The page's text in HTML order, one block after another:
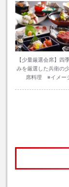
【少量厳選会席】四
みを厳選した兵衛の
席料理 ※イメー